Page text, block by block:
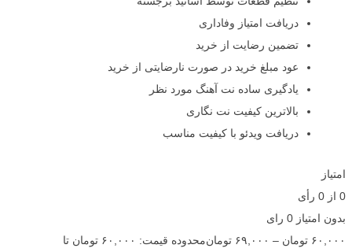
دریافت امتیاز وفاداری
تضمین رضایت از خرید
عود مبلغ خرید در صورت نارضایتی از خرید
یادگیری ساده نت آهنگ مورد نظر
بالاترین کیفیت نت نگاری
دریافت ویدئو با کیفیت مناسب
امتیاز
0 از 0 رأی
بدون امتیاز 0 رای
۶۰,۰۰۰ تومان – ۶۹,۰۰۰ تومان
محدوده قیمت: ۶۰,۰۰۰ تومان تا